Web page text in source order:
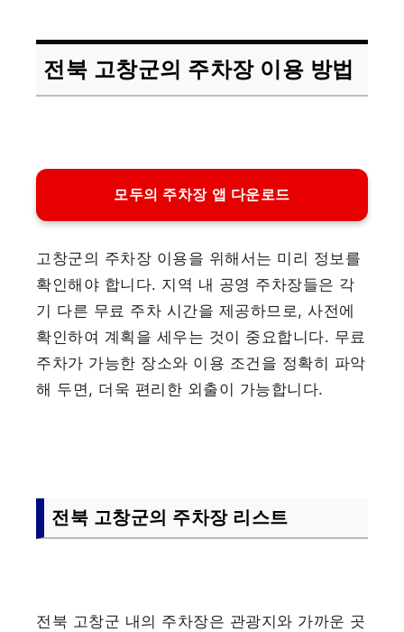
전북 고창군의 주차장 이용 방법
모두의 주차장 앱 다운로드
고창군의 주차장 이용을 위해서는 미리 정보를
확인해야 합니다. 지역 내 공영 주차장들은 각
기 다른 무료 주차 시간을 제공하므로, 사전에
확인하여 계획을 세우는 것이 중요합니다. 무료
주차가 가능한 장소와 이용 조건을 정확히 파악
해 두면, 더욱 편리한 외출이 가능합니다.
전북 고창군의 주차장 리스트
전북 고창군 내의 주차장은 관광지와 가까운 곳